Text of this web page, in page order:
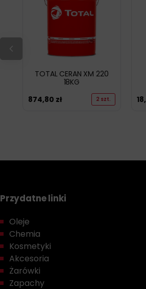
TOTAL CERAN XM 220
18KG
874,80 zł 2 szt.
Przydatne linki
Oleje
Chemia
Kosmetyki
Akcesoria
Żarówki
Zapachy